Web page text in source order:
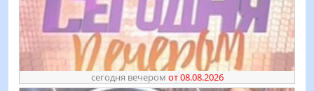
сегодня вечером от 08.08.2026